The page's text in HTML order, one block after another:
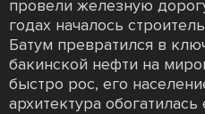
провели железную
годах началось
Батум превратился в
бакинской нефти на
быстро рос, его
архитектура